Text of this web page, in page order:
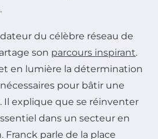
du célèbre réseau de
son parcours inspirant.
en lumière la détermination
pour bâtir une
Il explique que se réinventer
dans un secteur en
parle de la place